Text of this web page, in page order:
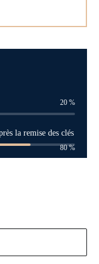
20 %
la remise des clés
80%